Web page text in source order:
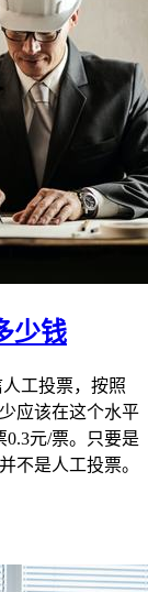
少钱
工投票，按照
应该在这个水平
0.3元/票。只要是
不是人工投票。